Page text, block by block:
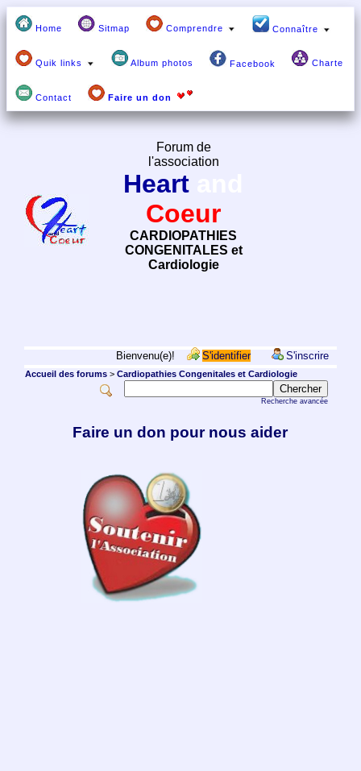
Home Sitmap Comprendre Connaître
Quik links Album photos Facebook Charte
Contact Faire un don
Forum de
l'association
Heart
Coeur
CARDIOPATHIES
CONGENITALES et
Cardiologie
Bienvenu(e)! S'identifier S'inscrire
Accueil des forums> Cardiopathies Congenitales et Cardiologie
Recherche avancée
Faire un don pour nous aider